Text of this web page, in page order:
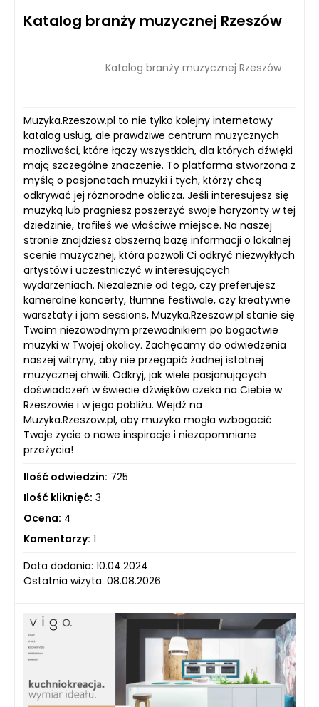
Katalog branży muzycznej Rzeszów
Katalog branży muzycznej Rzeszów
Muzyka.Rzeszow.pl to nie tylko kolejny internetowy
katalog usług, ale prawdziwe centrum muzycznych
możliwości, które łączy wszystkich, dla których dźwięki
mają szczególne znaczenie. To platforma stworzona z
myślą o pasjonatach muzyki i tych, którzy chcą
odkrywać jej różnorodne oblicza. Jeśli interesujesz się
muzyką lub pragniesz poszerzyć swoje horyzonty w tej
dziedzinie, trafiłeś we właściwe miejsce. Na naszej
stronie znajdziesz obszerną bazę informacji o lokalnej
scenie muzycznej, która pozwoli Ci odkryć niezwykłych
artystów i uczestniczyć w interesujących
wydarzeniach. Niezależnie od tego, czy preferujesz
kameralne koncerty, tłumne festiwale, czy kreatywne
warsztaty i jam sessions, Muzyka.Rzeszow.pl stanie się
Twoim niezawodnym przewodnikiem po bogactwie
muzyki w Twojej okolicy. Zachęcamy do odwiedzenia
naszej witryny, aby nie przegapić żadnej istotnej
muzycznej chwili. Odkryj, jak wiele pasjonujących
doświadczeń w świecie dźwięków czeka na Ciebie w
Rzeszowie i w jego pobliżu. Wejdź na
Muzyka.Rzeszow.pl, aby muzyka mogła wzbogacić
Twoje życie o nowe inspiracje i niezapomniane
przeżycia!
Ilość odwiedzin: 725
Ilość kliknięć: 3
Ocena: 4
Komentarzy: 1
Data dodania: 10.04.2024
Ostatnia wizyta: 08.08.2026